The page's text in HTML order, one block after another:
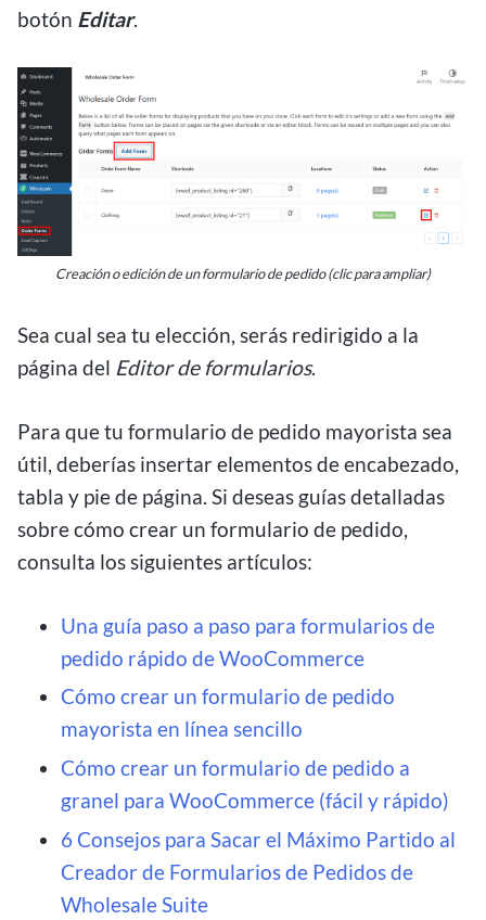
botón Editar.
Creación o edición de un formulario de pedido (clic para ampliar)
Sea cual sea tu elección, serás redirigido a la
página del Editor de formularios.
Para que tu formulario de pedido mayorista sea
útil, deberías insertar elementos de encabezado,
tabla y pie de página. Si deseas guías detalladas
sobre cómo crear un formulario de pedido,
consulta los siguientes artículos:
Una guía paso a paso para formularios de
pedido rápido de WooCommerce
Cómo crear un formulario de pedido
mayorista en línea sencillo
Cómo crear un formulario de pedido a
granel para WooCommerce (fácil y rápido)
6 Consejos para Sacar el Máximo Partido al
Creador de Formularios de Pedidos de
Wholesale Suite